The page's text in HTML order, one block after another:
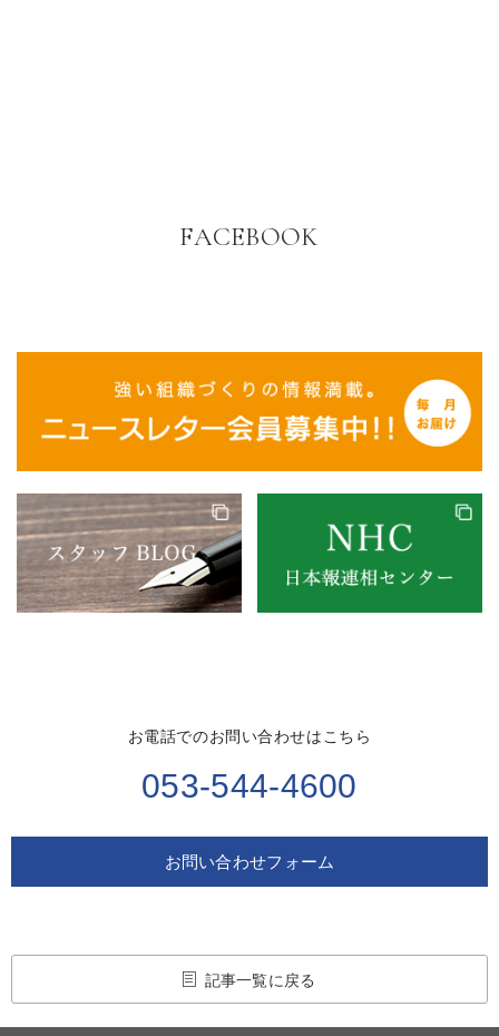
FACEBOOK
お電話でのお問い合わせはこちら
053-544-4600
お問い合わせフォーム
記事一覧に戻る